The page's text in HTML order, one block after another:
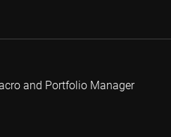
and Portfolio Manager